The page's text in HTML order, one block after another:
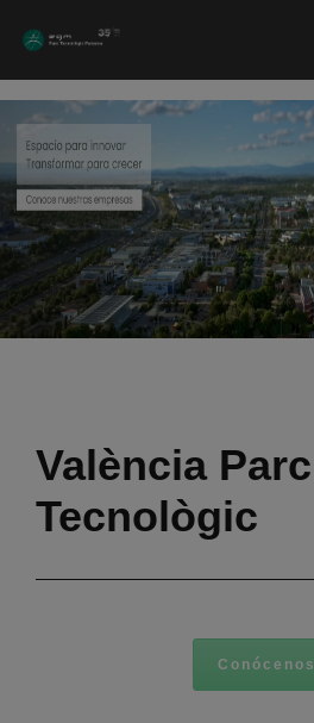
València Parc
Tecnològic
Conócenos